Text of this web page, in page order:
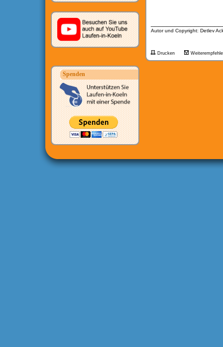
Spenden
Autor und Copyright: Detlev
Drucken